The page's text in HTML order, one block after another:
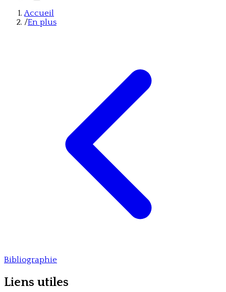
Accueil
/En plus
Bibliographie
Liens utiles